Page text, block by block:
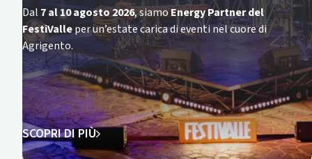
Dal 7 al 10 agosto 2026, siamoEnergy Partner del
FestiValleper un’estate carica di eventi nel cuore di
Agrigento.
SCOPRI DI PIÙ